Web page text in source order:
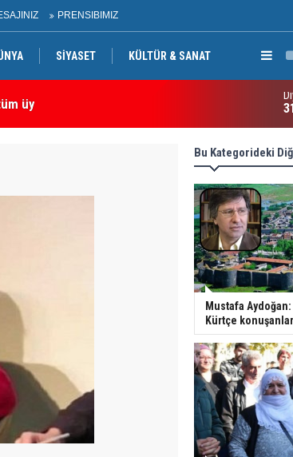
PRENSIBIMIZ
SİYASET KÜLTÜR & SANAT
Biri Hadi Amiri'den silahlı gruplara
Bu Kategorideki
Mustafa
Kürtçe